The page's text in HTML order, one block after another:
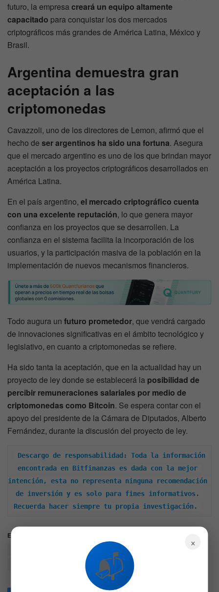
futuro, la empresacreará un equipo altamente
capacitado para conquistar los dos mercados
criptográficos más grandes de América Latina, México y
Brasil.
Argentina demuestra gran
aceptación a las
criptomonedas
Cavazzoli, uno de los directores de Lemon, afirmó que el
hecho de ser argentinos ha sido una fortuna. Asegura
que el mercado argentino es uno de los que brindan mayor
aceptación a los proyectos criptográficos desarrollados en
América Latina.
En el país argentino, el mercado criptográfico cuenta
con una excelente reputación, lo que genera mayor
confianza en los proyectos que se desarrollen. La
confianza en el sistema facilita la incorporación de los
usuarios, y la participación masiva de la población en la
implementación de nuevos mecanismos financieros.
Todo augura un futuro prometedor, que vendrá cargado
de innovaciones significativas en el ámbito tecnológico y
legislativo, en cuanto a criptomonedas se refiere.
Ha sido tanta la aceptación, que en la actualidad hay un
proyecto de ley donde se establecerá la posibilidad de
percibir remuneraciones salariales por medio de
criptomonedas como Bitcoin. Se espera contar con el
apoyo del presidente de la Cámara de Diputados, Alberto
Fernández, durante la discusión del proyecto de ley.
Descargo de responsabilidad: Toda la información
encontrada en Bitfinanzas es dada con la mejor
intención, esta no representa ninguna recomendación
de inversión y es solo para fines informativos.
Recuerda hacer siempre tu propia investigación.
Etiquetas:
comercio con criptomonedas
Criptomonedas
Criptomonedas como Bitcoin
×
📬